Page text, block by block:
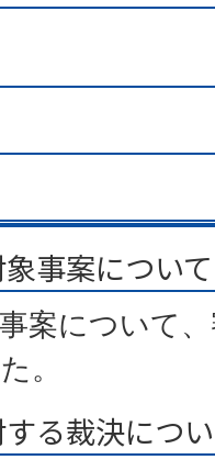
事案について
案について
。
る裁決につ